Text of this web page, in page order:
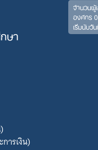
ษา
ารเงิน)
จำนวนผู้
องค์กร
เริ่มนับ